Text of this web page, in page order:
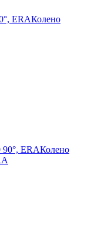
ERAКолено
ERAКолено